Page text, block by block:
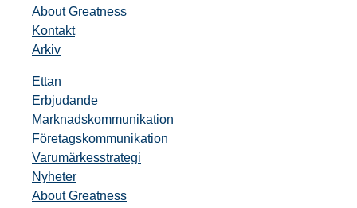
About Greatness
Kontakt
Arkiv
Ettan
Erbjudande
Marknadskommunikation
Företagskommunikation
Varumärkesstrategi
Nyheter
About Greatness